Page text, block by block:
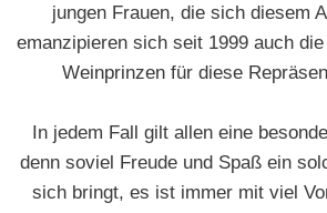
jungen Frauen, die sich diesem
emanzipieren sich seit 1999 auch
Weinprinzen für diese
In jedem Fall gilt allen eine
denn soviel Freude und Spaß ein
sich bringt, es ist immer mit viel